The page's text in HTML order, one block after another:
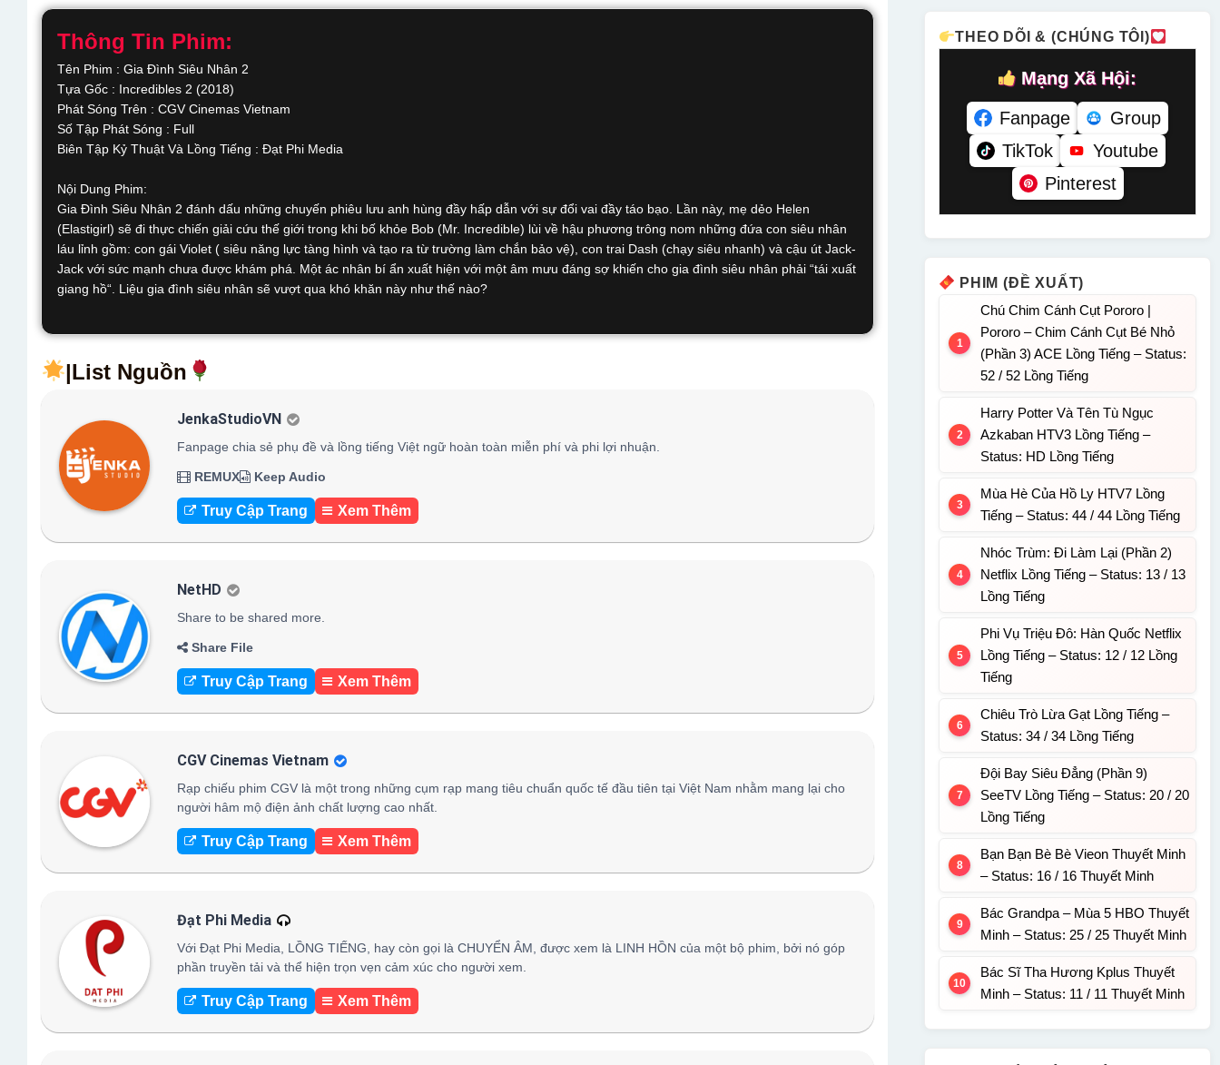
Thông Tin Phim:
Tên Phim : Gia Đình Siêu Nhân 2
Tựa Gốc : Incredibles 2 (2018)
Phát Sóng Trên : CGV Cinemas Vietnam
Số Tập Phát Sóng : Full
Biên Tập Kỷ Thuật Và Lồng Tiếng : Đạt Phi Media
Nội Dung Phim:
Gia Đình Siêu Nhân 2 đánh dấu những chuyến phiêu lưu anh hùng đầy hấp dẫn với sự đổi vai đầy táo bạo. Lần này, mẹ dẻo Helen
(Elastigirl) sẽ đi thực chiến giải cứu thế giới trong khi bố khỏe Bob (Mr. Incredible) lùi về hậu phương trông nom những đứa con siêu nhân
láu lỉnh gồm: con gái Violet ( siêu năng lực tàng hình và tạo ra từ trường làm chắn bảo vệ), con trai Dash (chạy siêu nhanh) và cậu út Jack-
Jack với sức mạnh chưa được khám phá. Một ác nhân bí ẩn xuất hiện với một âm mưu đáng sợ khiến cho gia đình siêu nhân phải “tái xuất
giang hồ“. Liệu gia đình siêu nhân sẽ vượt qua khó khăn này như thế nào?
|List Nguồn
JenkaStudioVN
Fanpage chia sẻ phụ đề và lồng tiếng Việt ngữ hoàn toàn miễn phí và phi lợi nhuận.
REMUX Keep Audio
Truy Cập Trang Xem Thêm
NetHD
Share to be shared more.
Share File
Truy Cập Trang Xem Thêm
CGV Cinemas Vietnam
Rạp chiếu phim CGV là một trong những cụm rạp mang tiêu chuẩn quốc tế đầu tiên tại Việt Nam nhằm mang lại cho
người hâm mộ điện ảnh chất lượng cao nhất.
Truy Cập Trang Xem Thêm
Đạt Phi Media
Với Đạt Phi Media, LỒNG TIẾNG, hay còn gọi là CHUYỂN ÂM, được xem là LINH HỒN của một bộ phim, bởi nó góp
phần truyền tải và thể hiện trọn vẹn cảm xúc cho người xem.
Truy Cập Trang Xem Thêm
THEO DÕI & (CHÚNG TÔI)
Mạng Xã Hội:
Fanpage
Group
TikTok
Youtube
Pinterest
PHIM (ĐỀ XUẤT)
Chú Chim Cánh Cụt Pororo |
Pororo – Chim Cánh Cụt Bé Nhỏ
(Phần 3) ACE Lồng Tiếng – Status:
52 / 52 Lồng Tiếng
Harry Potter Và Tên Tù Ngục
Azkaban HTV3 Lồng Tiếng –
Status: HD Lồng Tiếng
Mùa Hè Của Hồ Ly HTV7 Lồng
Tiếng – Status: 44 / 44 Lồng Tiếng
Nhóc Trùm: Đi Làm Lại (Phần 2)
Netflix Lồng Tiếng – Status: 13 / 13
Lồng Tiếng
Phi Vụ Triệu Đô: Hàn Quốc Netflix
Lồng Tiếng – Status: 12 / 12 Lồng
Tiếng
Chiêu Trò Lừa Gạt Lồng Tiếng –
Status: 34 / 34 Lồng Tiếng
Đội Bay Siêu Đẳng (Phần 9)
SeeTV Lồng Tiếng – Status: 20 / 20
Lồng Tiếng
Bạn Bạn Bè Bè Vieon Thuyết Minh
– Status: 16 / 16 Thuyết Minh
Bác Grandpa – Mùa 5 HBO Thuyết
Minh – Status: 25 / 25 Thuyết Minh
Bác Sĩ Tha Hương Kplus Thuyết
Minh – Status: 11 / 11 Thuyết Minh